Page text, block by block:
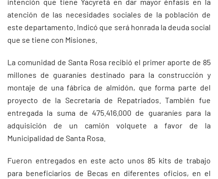
atención de las necesidades sociales de la población de
este departamento. Indicó que será honrada la deuda social
que se tiene con Misiones.
La comunidad de Santa Rosa recibió el primer aporte de 85
millones de guaraníes destinado para la construcción y
montaje de una fábrica de almidón, que forma parte del
proyecto de la Secretaría de Repatriados. También fue
entregada la suma de 475.416.000 de guaraníes para la
adquisición de un camión volquete a favor de la
Municipalidad de Santa Rosa.
Fueron entregados en este acto unos 85 kits de trabajo
para beneficiarios de Becas en diferentes oficios, en el